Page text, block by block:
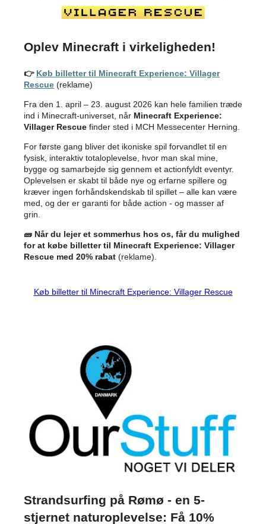
Oplev Minecraft i virkeligheden!
👉 Køb billetter til Minecraft Experience: Villager
Rescue (reklame)
Fra den 1. april – 23. august 2026 kan hele familien træde
ind i Minecraft-universet, når Minecraft Experience:
Villager Rescue finder sted i MCH Messecenter Herning.
For første gang bliver det ikoniske spil forvandlet til en
fysisk, interaktiv totaloplevelse, hvor man skal mine,
bygge og samarbejde sig gennem et actionfyldt eventyr.
Oplevelsen er skabt til både nye og erfarne spillere og
kræver ingen forhåndskendskab til spillet – alle kan være
med, og der er garanti for både action - og masser af
grin.
🧱 Når du lejer et sommerhus hos os, får du mulighed
for at købe billetter til Minecraft Experience: Villager
Rescue med 20% rabat (reklame).
Køb billetter til Minecraft Experience: Villager Rescue
Strandsurfing på Rømø - en 5-
stjernet naturoplevelse: Få 10%